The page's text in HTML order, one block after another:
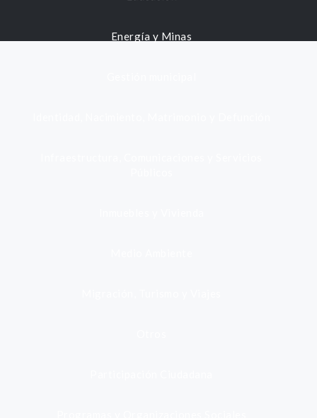
Energía y Minas